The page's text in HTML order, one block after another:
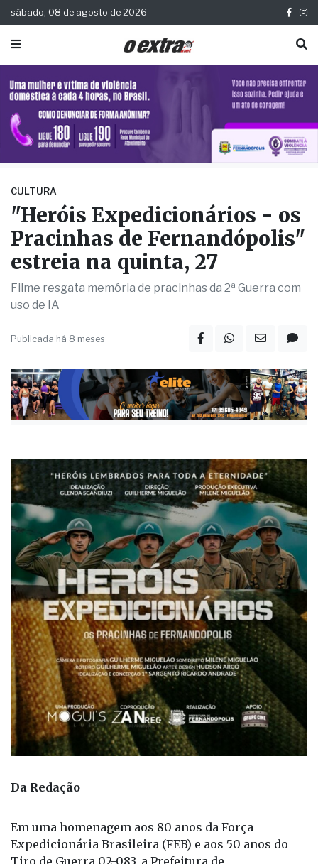
sábado, 08 de agosto de 2026
CULTURA
"Heróis Expedicionários - os
Pracinhas de Fernandópolis"
estreia na quinta, 27
Filme resgata memória de pracinhas da 2ª Guerra com
uso de IA
Publicada há 8 meses
Da Redação
Em uma homenagem aos 80 anos da Força
Expedicionária Brasileira (FEB) e aos 50 anos do
Tiro de Guerra 02-083, a Prefeitura de